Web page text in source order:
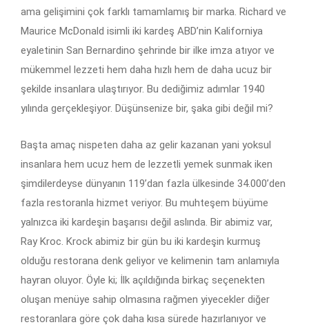
ama gelişimini çok farklı tamamlamış bir marka. Richard ve
Maurice McDonald isimli iki kardeş ABD’nin Kaliforniya
eyaletinin San Bernardino şehrinde bir ilke imza atıyor ve
mükemmel lezzeti hem daha hızlı hem de daha ucuz bir
şekilde insanlara ulaştırıyor. Bu dediğimiz adımlar 1940
yılında gerçekleşiyor. Düşünsenize bir, şaka gibi değil mi?
Başta amaç nispeten daha az gelir kazanan yani yoksul
insanlara hem ucuz hem de lezzetli yemek sunmak iken
şimdilerdeyse dünyanın 119’dan fazla ülkesinde 34.000’den
fazla restoranla hizmet veriyor. Bu muhteşem büyüme
yalnızca iki kardeşin başarısı değil aslında. Bir abimiz var,
Ray Kroc. Krock abimiz bir gün bu iki kardeşin kurmuş
olduğu restorana denk geliyor ve kelimenin tam anlamıyla
hayran oluyor. Öyle ki; İlk açıldığında birkaç seçenekten
oluşan menüye sahip olmasına rağmen yiyecekler diğer
restoranlara göre çok daha kısa sürede hazırlanıyor ve